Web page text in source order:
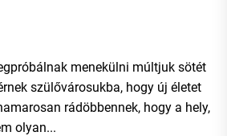
menekülni múltjuk sötét
szülővárosukba, hogy új életet
rádöbbennek, hogy a hely,
olyan...